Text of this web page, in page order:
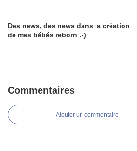
Des news, des news dans la création
de mes bébés reborn :-)
Commentaires
Ajouter un commentaire